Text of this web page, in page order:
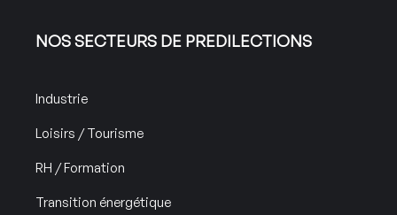
NOS SECTEURS DE PREDILECTIONS
Industrie
Loisirs / Tourisme
RH / Formation
Transition énergétique